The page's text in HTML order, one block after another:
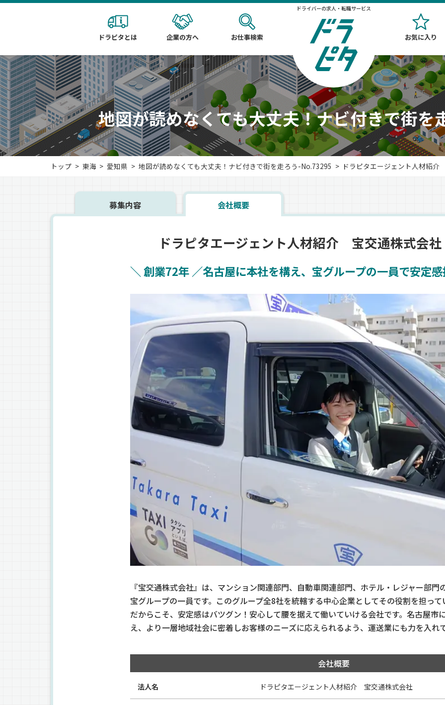
ドライバーの求人・転職サービス
ドラピタとは 企業の方へ お仕事検索 お気に入り
地図が読めなくても大丈夫！ナビ付きで街を
トップ 東海 愛知県 地図が読めなくても大丈夫！ナビ付きで街を走ろう-No.73295 ドラピタエージェント人材紹
募集内容 会社概要
ドラピタエージェント人材紹介 宝交通株式会
＼ 創業72年 ／名古屋に本社を構え、宝グループの一員で安定
『宝交通株式会社』は、マンション関連部門、自動車関連部門、ホテル・レジャー部門
宝グループの一員です。このグループ全8社を統轄する中心企業としてその役割を担っ
だからこそ、安定感はバツグン！安心して腰を据えて働いていける会社です。名古屋市
え、より一層地域社会に密着しお客様のニーズに応えられるよう、運送業にも力を入れ
会社概要
法人名 ドラピタエージェント人材紹介 宝交通株式会社